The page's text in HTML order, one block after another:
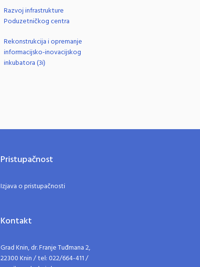
Razvoj infrastrukture
Poduzetničkog centra
Rekonstrukcija i opremanje
informacijsko-inovacijskog
inkubatora (3i)
Pristupačnost
Izjava o pristupačnosti
Kontakt
Grad Knin, dr. Franje Tuđmana 2,
22300 Knin / tel: 022/664-411 /